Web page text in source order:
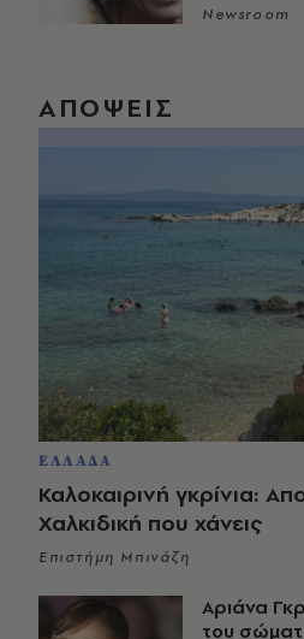
Newsroom
ΑΠΟΨΕΙΣ
ΕΛΛΑΔΑ
Καλοκαιρινή γκρίνια:
Χαλκιδική που χάνεις
Επιστήμη Μπινάζη
Αριάνα
του